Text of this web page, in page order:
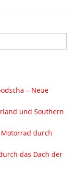
– Neue
und Southern
Motorrad durch
das Dach der